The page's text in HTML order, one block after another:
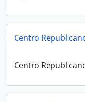
Centro
Centro